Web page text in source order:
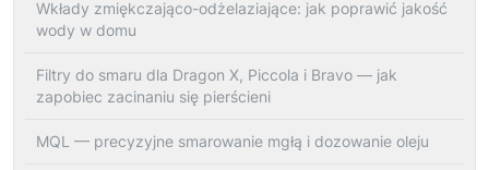
Wkłady zmiękczająco-odżelaziające: jak poprawić jakość
wody w domu
Filtry do smaru dla Dragon X, Piccola i Bravo — jak
zapobiec zacinaniu się pierścieni
MQL — precyzyjne smarowanie mgłą i dozowanie oleju